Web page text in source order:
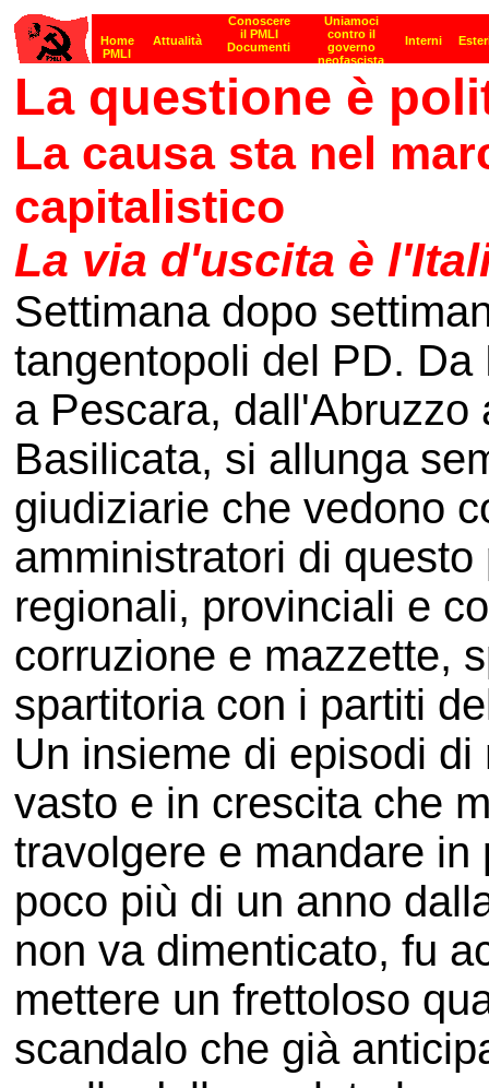
La questione è
La causa sta nel
capitalistico
La via d'uscita è
Settimana dopo
tangentopoli del PD.
a Pescara,
Basilicata, si allunga
giudiziarie che vedono
amministratori di
regionali, provinciali e
corruzione e mazzette,
spartitoria con i partiti
Un insieme di episodi
vasto e in crescita che
travolgere e mandare
poco più di un anno
non va dimenticato, fu
mettere un frettoloso
scandalo che già